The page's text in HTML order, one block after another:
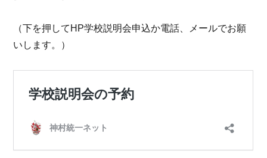
（下を押してHP学校説明会申込か電話、メールでお願
いします。）